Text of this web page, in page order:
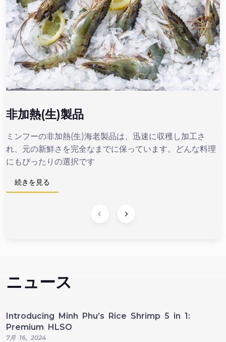
非加熱(生)製品
ミンフーの非加熱(生)海老製品は、迅速に収穫し加工さ
れ、元の新鮮さを完全なまでに保っています。どんな料理
にもぴったりの選択です
続きを見る
ニュース
Introducing Minh Phu’s Rice Shrimp 5 in 1:
Premium HLSO
7月 16, 2024